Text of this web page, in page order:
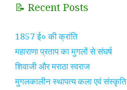
📝 Recent Posts
1857 ई० की क्रांति
महाराणा प्रताप का मुगलों से संघर्ष
शिवाजी और मराठा स्वराज
मुगलकालीन स्थापत्य कला एवं संस्कृति